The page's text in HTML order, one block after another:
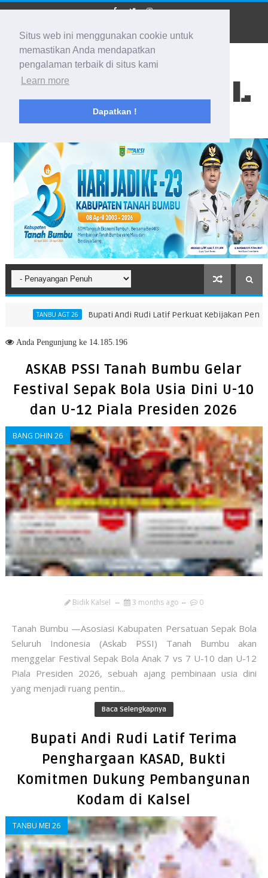
Situs web ini menggunakan cookie untuk
memastikan Anda mendapatkan
pengalaman terbaik di situs kami
Learn more
Dapatkan !
BIDIK KALSEL
Membidik Ke Segala Arah
TANBU AGT 26 Bupati Andi Rudi Latif Perkuat Kebijakan Peningkatan
AndaPengunjung ke 14.185.196
ASKAB PSSI Tanah Bumbu Gelar
Festival Sepak Bola Usia Dini U-10
dan U-12 Piala Presiden 2026
BANG DHIN 26
Bidik Kalsel 3 months ago 0
Tanah Bumbu —Asosiasi Kabupaten Persatuan Sepak Bola
Seluruh Indonesia (Askab PSSI) Tanah Bumbu akan
menggelar Festival Sepak Bola Anak 7 vs 7 U-10 dan U-12
Piala Presiden 2026, sebuah ajang pembinaan usia dini
yang menjadi ruang pentin...
Baca Selengkapnya
Bupati Andi Rudi Latif Terima
Penghargaan KASAD, Bukti
Komitmen Dukung Pembangunan
Kodam di Kalsel
TANBU MEI 26